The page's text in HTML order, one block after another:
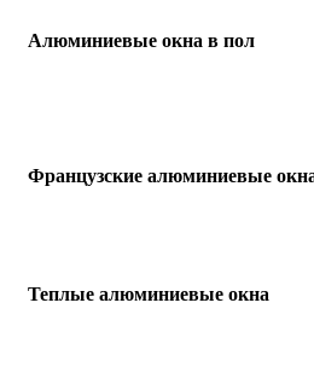
Алюминиевые окна в пол
Французские алюминиевые
Теплые алюминиевые окна